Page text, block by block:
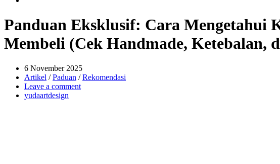
Panduan Eksklusif: Cara Mengetahui
Membeli (Cek Handmade, Ketebalan,
6 November 2025
Artikel /Paduan /Rekomendasi
Leave a comment
yudaartdesign